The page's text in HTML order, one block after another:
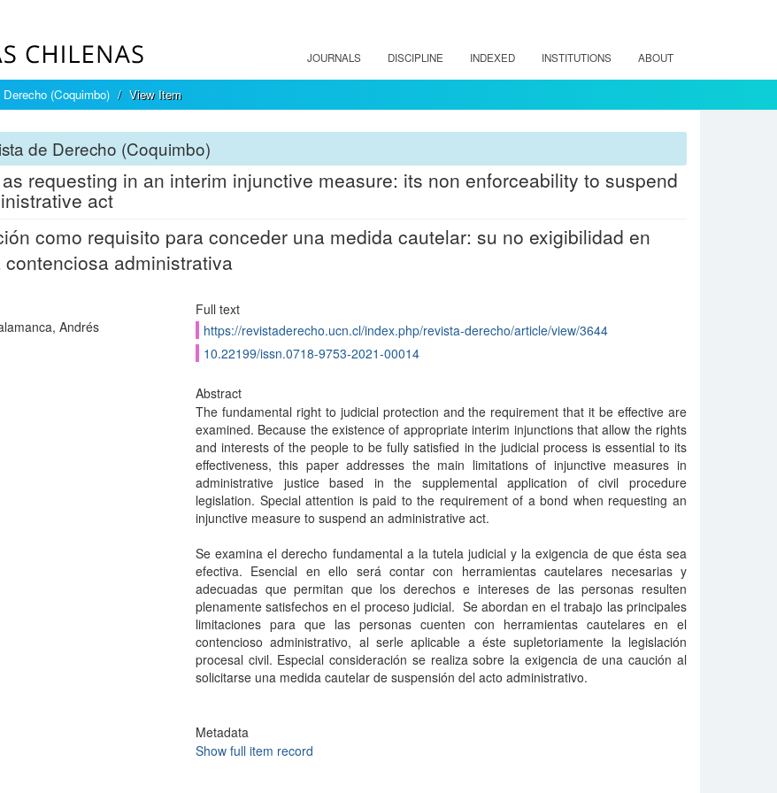
JOURNALS DISCIPLINE INDEXED INSTITUTIONS ABOUT
(Coquimbo) View Item
de Derecho (Coquimbo)
requesting in an interim injunctive measure: its non enforceability to suspend
act
como requisito para conceder una medida cautelar: su no exigibilidad en
contenciosa administrativa
Andrés
Full text
https://revistaderecho.ucn.cl/index.php/revista-derecho/article/view/3644
10.22199/issn.0718-9753-2021-00014
Abstract
The fundamental right to judicial protection and the requirement that it be effective are
examined. Because the existence of appropriate interim injunctions that allow the rights
and interests of the people to be fully satisfied in the judicial process is essential to its
effectiveness, this paper addresses the main limitations of injunctive measures in
administrative justice based in the supplemental application of civil procedure
legislation. Special attention is paid to the requirement of a bond when requesting an
injunctive measure to suspend an administrative act.
Se examina el derecho fundamental a la tutela judicial y la exigencia de que ésta sea
efectiva. Esencial en ello será contar con herramientas cautelares necesarias y
adecuadas que permitan que los derechos e intereses de las personas resulten
plenamente satisfechos en el proceso judicial. Se abordan en el trabajo las principales
limitaciones para que las personas cuenten con herramientas cautelares en el
contencioso administrativo, al serle aplicable a éste supletoriamente la legislación
procesal civil. Especial consideración se realiza sobre la exigencia de una caución al
solicitarse una medida cautelar de suspensión del acto administrativo.
Metadata
Show full item record